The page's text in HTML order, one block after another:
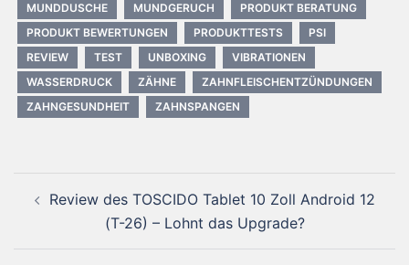
MUNDDUSCHE
MUNDGERUCH
PRODUKT BERATUNG
PRODUKT BEWERTUNGEN
PRODUKTTESTS
PSI
REVIEW
TEST UNBOXING
VIBRATIONEN
WASSERDRUCK
ZÄHNE
ZAHNFLEISCHENTZÜNDUNGEN
ZAHNGESUNDHEIT
ZAHNSPANGEN
Review des TOSCIDO Tablet 10 Zoll Android 12
(T-26) – Lohnt das Upgrade?